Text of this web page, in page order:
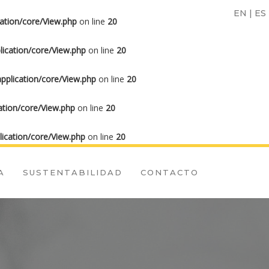
core/View.php on line 20
core/View.php on line 20
core/View.php on line 20
core/View.php on line 20
core/View.php on line 20
EN | ES
SUSTENTABILIDAD CONTACTO